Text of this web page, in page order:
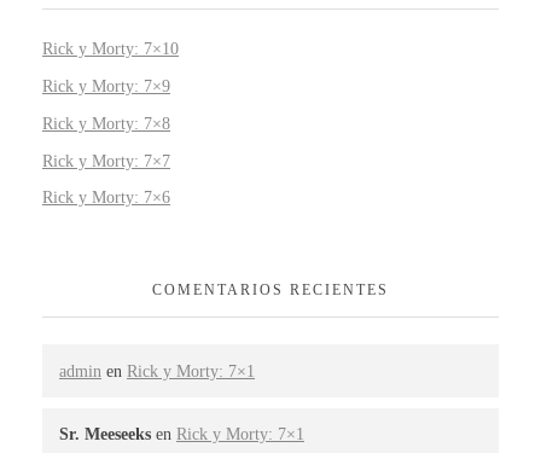
Rick y Morty: 7×10
Rick y Morty: 7×9
Rick y Morty: 7×8
Rick y Morty: 7×7
Rick y Morty: 7×6
COMENTARIOS RECIENTES
admin en Rick y Morty: 7×1
Sr. Meeseeks en Rick y Morty: 7×1